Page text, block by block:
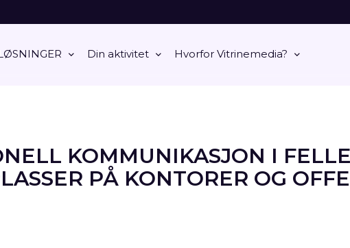
Din aktivitet Hvorfor Vitrinemedia?
KOMMUNIKASJON I
PÅ KONTORER OG